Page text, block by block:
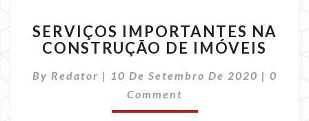
IMPORTANTES
NA
DE
IMÓVEIS
SERVIÇOS IMPORTANTES NA
CONSTRUÇÃO DE IMÓVEIS
By Redator | 10 De Setembro De 2020 | 0
Comment